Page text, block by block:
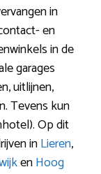
in
en
in de
garages
uitlijnen,
Tevens kun
Op dit
inLieren,
enHoog